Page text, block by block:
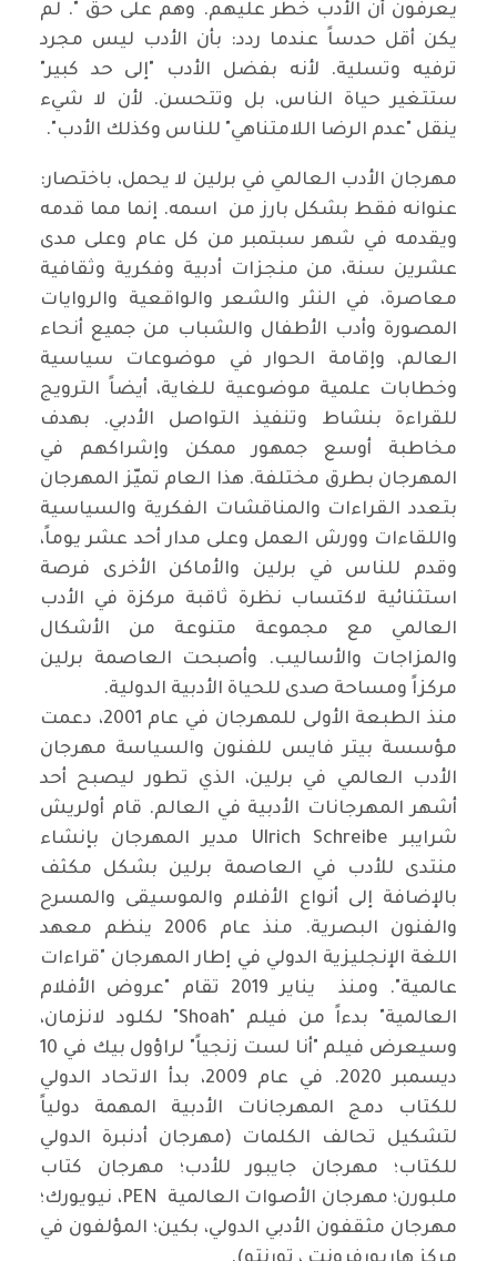
يعرفون أن الأدب خطر عليهم. وهم على حق ". لم
يكن أقل حدساً عندما ردد: بأن الأدب ليس مجرد
ترفيه وتسلية. لأنه بفضل الأدب "إلى حد كبير"
ستتغير حياة الناس، بل وتتحسن. لأن لا شيء
ينقل "عدم الرضا اللامتناهي" للناس وكذلك الأدب".
مهرجان الأدب العالمي في برلين لا يحمل، باختصار:
عنوانه فقط بشكل بارز من اسمه. إنما مما قدمه
ويقدمه في شهر سبتمبر من كل عام وعلى مدى
عشرين سنة، من منجزات أدبية وفكرية وثقافية
معاصرة، في النثر والشعر والواقعية والروايات
المصورة وأدب الأطفال والشباب من جميع أنحاء
العالم، وإقامة الحوار في موضوعات سياسية
وخطابات علمية موضوعية للغاية، أيضاً الترويج
للقراءة بنشاط وتنفيذ التواصل الأدبي. بهدف
مخاطبة أوسع جمهور ممكن وإشراكهم في
المهرجان بطرق مختلفة. هذا العام تميّز المهرجان
بتعدد القراءات والمناقشات الفكرية والسياسية
واللقاءات وورش العمل وعلى مدار أحد عشر يوماً،
وقدم للناس في برلين والأماكن الأخرى فرصة
استثنائية لاكتساب نظرة ثاقبة مركزة في الأدب
العالمي مع مجموعة متنوعة من الأشكال
والمزاجات والأساليب. وأصبحت العاصمة برلين
مركزاً ومساحة صدى للحياة الأدبية الدولية.
منذ الطبعة الأولى للمهرجان في عام 2001، دعمت
مؤسسة بيتر فايس للفنون والسياسة مهرجان
الأدب العالمي في برلين، الذي تطور ليصبح أحد
أشهر المهرجانات الأدبية في العالم. قام أولريش
شرايبر Ulrich Schreibe مدير المهرجان بإنشاء
منتدى للأدب في العاصمة برلين بشكل مكثف
بالإضافة إلى أنواع الأفلام والموسيقى والمسرح
والفنون البصرية. منذ عام 2006 ينظم معهد
اللغة الإنجليزية الدولي في إطار المهرجان "قراءات
عالمية". ومنذ يناير 2019 تقام "عروض الأفلام
العالمية" بدءاً من فيلم "Shoah" لكلود لانزمان،
وسيعرض فيلم "أنا لست زنجياً" لراؤول بيك في 10
ديسمبر 2020. في عام 2009، بدأ الاتحاد الدولي
للكتاب دمج المهرجانات الأدبية المهمة دولياً
لتشكيل تحالف الكلمات (مهرجان أدنبرة الدولي
للكتاب؛ مهرجان جايبور للأدب؛ مهرجان كتاب
ملبورن؛ مهرجان الأصوات العالمية PEN، نيويورك؛
مهرجان مثقفون الأدبي الدولي، بكين؛ المؤلفون في